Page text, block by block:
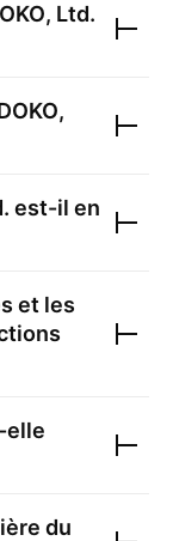
Ltd.
est-il en
et les
elle
du